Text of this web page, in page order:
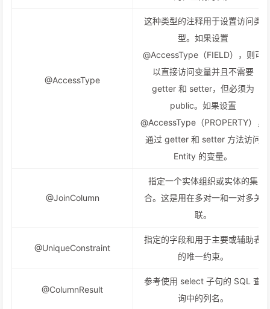
@AccessType
这种类型的注释用于设置访问类
型。如果设置
@AccessType（FIELD），则可
以直接访问变量并且不需要
getter 和 setter，但必须为
public。如果设置
@AccessType（PROPERTY），
通过 getter 和 setter 方法访问
Entity 的变量。
@JoinColumn
指定一个实体组织或实体的集
合。这是用在多对一和一对多关
联。
@UniqueConstraint
指定的字段和用于主要或辅助表
的唯一约束。
@ColumnResult
参考使用 select 子句的 SQL 查
询中的列名。